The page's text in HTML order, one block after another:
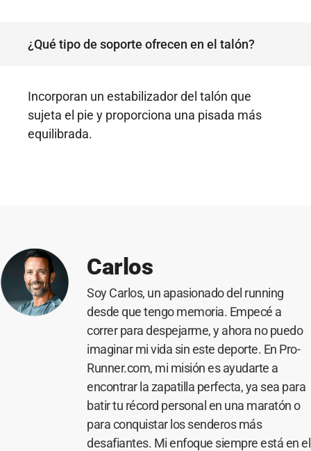
¿Qué tipo de soporte ofrecen en el talón?
Incorporan un estabilizador del talón que
sujeta el pie y proporciona una pisada más
equilibrada.
Carlos
Soy Carlos, un apasionado del running
desde que tengo memoria. Empecé a
correr para despejarme, y ahora no puedo
imaginar mi vida sin este deporte. En Pro-
Runner.com, mi misión es ayudarte a
encontrar la zapatilla perfecta, ya sea para
batir tu récord personal en una maratón o
para conquistar los senderos más
desafiantes. Mi enfoque siempre está en el